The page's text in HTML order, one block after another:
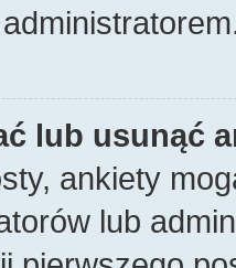
lub usunąć
ankiety
lub